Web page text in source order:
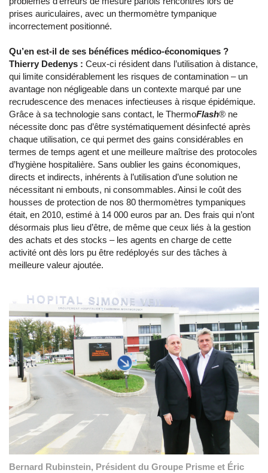
prises auriculaires, avec un thermomètre tympanique
incorrectement positionné.
Qu’en est-il de ses bénéfices médico-économiques ?
Thierry Dedenys : Ceux-ci résident dans l’utilisation à distance,
qui limite considérablement les risques de contamination – un
avantage non négligeable dans un contexte marqué par une
recrudescence des menaces infectieuses à risque épidémique.
Grâce à sa technologie sans contact, le ThermoFlash® ne
nécessite donc pas d’être systématiquement désinfecté après
chaque utilisation, ce qui permet des gains considérables en
termes de temps agent et une meilleure maîtrise des protocoles
d’hygiène hospitalière. Sans oublier les gains économiques,
directs et indirects, inhérents à l’utilisation d’une solution ne
nécessitant ni embouts, ni consommables. Ainsi le coût des
housses de protection de nos 80 thermomètres tympaniques
était, en 2010, estimé à 14 000 euros par an. Des frais qui n’ont
désormais plus lieu d’être, de même que ceux liés à la gestion
des achats et des stocks – les agents en charge de cette
activité ont dès lors pu être redéployés sur des tâches à
meilleure valeur ajoutée.
Bernard Rubinstein, Président du Groupe Prisme et Éric